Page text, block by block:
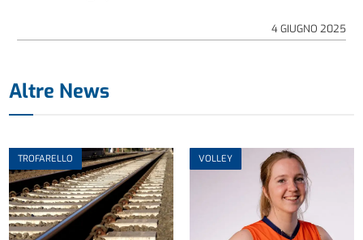
4 GIUGNO 2025
Altre News
TROFARELLO VOLLEY